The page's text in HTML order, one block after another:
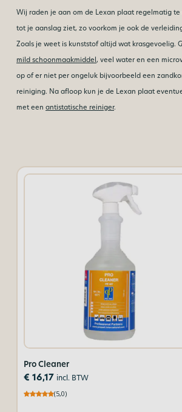
Wij raden je aan om de Lexan plaat regelmatig
tot je aanslag ziet, zo voorkom je ook de
Zoals je weet is kunststof altijd wat krasgevoelig.
mild schoonmaakmiddel, veel water en een
op of er niet per ongeluk bijvoorbeeld een
reiniging. Na afloop kun je de Lexan plaat
met eenantistatische reiniger.
Pro Cleaner
€ 16,17 incl. BTW
(5,0)